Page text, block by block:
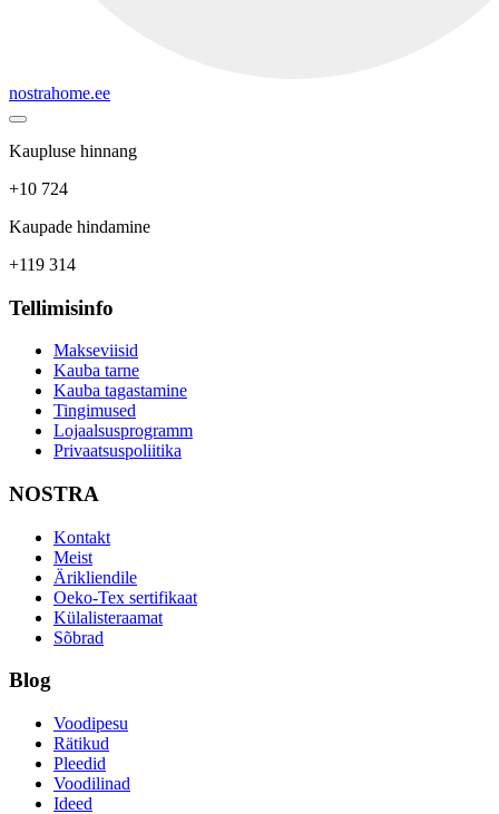
nostrahome.ee
Kaupluse hinnang
+10 724
Kaupade hindamine
+119 314
Tellimisinfo
Makseviisid
Kauba tarne
Kauba tagastamine
Tingimused
Lojaalsusprogramm
Privaatsuspoliitika
NOSTRA
Kontakt
Meist
Ärikliendile
Oeko-Tex sertifikaat
Külalisteraamat
Sõbrad
Blog
Voodipesu
Rätikud
Pleedid
Voodilinad
Ideed